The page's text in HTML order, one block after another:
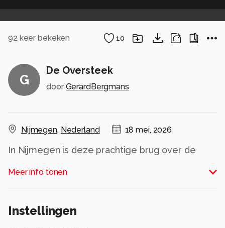
92 keer bekeken 10
G
De Oversteek
door GerardBergmans
Nijmegen, Nederland 18 mei, 2026
In Nijmegen is deze prachtige brug over de
Bij nacht is het een mooi schouwspel van licht
die de brug een prachtige plaats geeft aan de
Alle rechten voorbehouden
Meer info tonen
Instellingen